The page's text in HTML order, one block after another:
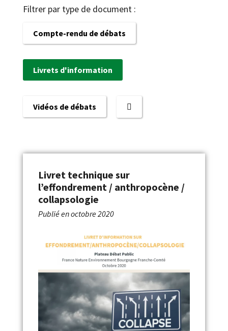
Filtrer par type de document :
Compte-rendu de débats
Livrets d'information
Vidéos de débats
Livret technique sur
l’effondrement / anthropocène /
collapsologie
Publié enoctobre 2020